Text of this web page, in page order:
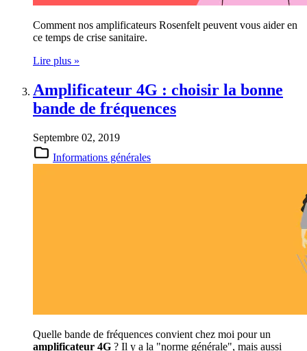
Comment nos amplificateurs Rosenfelt peuvent vous aider en
ce temps de crise sanitaire.
Lire plus »
Amplificateur 4G : choisir la bonne
bande de fréquences
Septembre 02, 2019
Informations générales
Quelle bande de fréquences convient chez moi pour un
amplificateur 4G ? Il y a la "norme générale", mais aussi